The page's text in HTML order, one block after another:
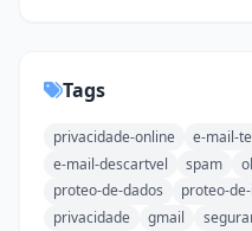
Tags
privacidade-online e-mail-
e-mail-descartvel
spam
proteo-de-dados
proteo-
privacidade
gmail